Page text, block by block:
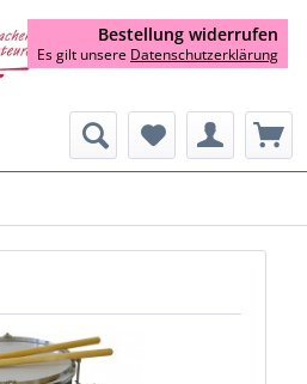
Bestellung widerrufen
Es gilt unsere Datenschutzerklärung